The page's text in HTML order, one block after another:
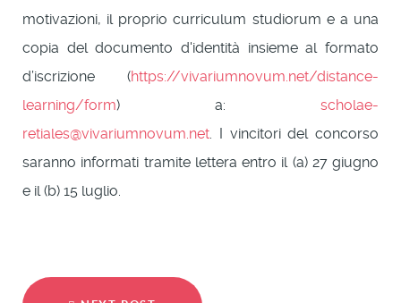
motivazioni, il proprio curriculum studiorum e a una
copia del documento d'identità insieme al formato
d’iscrizione (https://vivariumnovum.net/distance-
learning/form) a: scholae-
retiales@vivariumnovum.net . I vincitori del concorso
saranno informati tramite lettera entro il (a) 27 giugno
e il (b) 15 luglio.